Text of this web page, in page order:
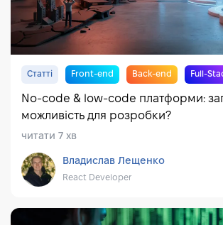
Статті Front-end Back-end Full-
No-code & low-code платформи:
можливість для розробки?
читати 7 хв
Владислав Лещенко
React Developer